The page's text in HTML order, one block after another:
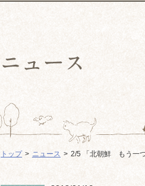
トップ ニュース 2/5 「北朝鮮 もう一